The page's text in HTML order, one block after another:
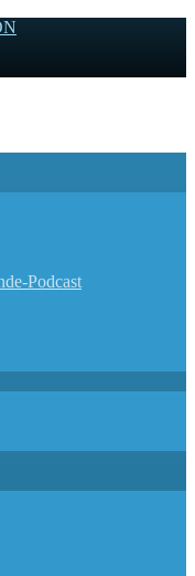
Podcast